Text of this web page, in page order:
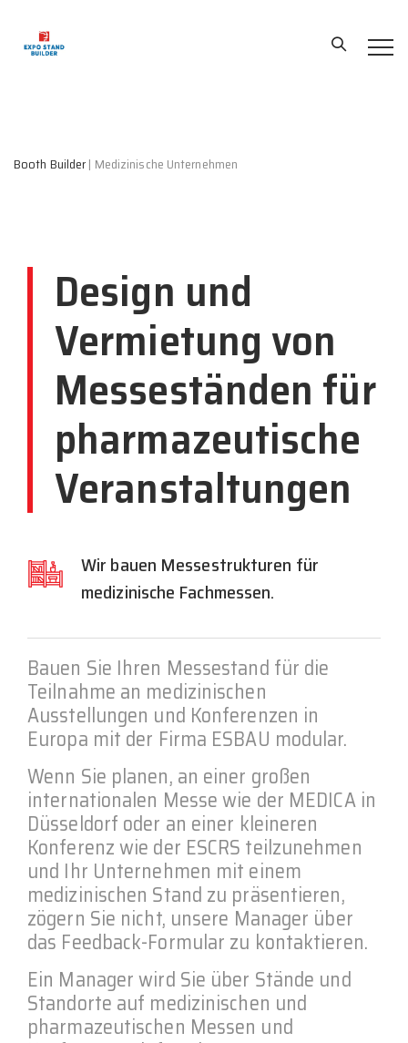
Booth Builder| Medizinische Unternehmen
Design und
Vermietung von
Messeständen für
pharmazeutische
Veranstaltungen
Wir bauen Messestrukturen für
medizinische Fachmessen.
Bauen Sie Ihren Messestand für die
Teilnahme an medizinischen
Ausstellungen und Konferenzen in
Europa mit der Firma ESBAU modular.
Wenn Sie planen, an einer großen
internationalen Messe wie der MEDICA in
Düsseldorf oder an einer kleineren
Konferenz wie der ESCRS teilzunehmen
und Ihr Unternehmen mit einem
medizinischen Stand zu präsentieren,
zögern Sie nicht, unsere Manager über
das Feedback-Formular zu kontaktieren.
Ein Manager wird Sie über Stände und
Standorte auf medizinischen und
pharmazeutischen Messen und